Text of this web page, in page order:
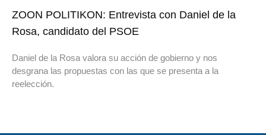
ZOON POLITIKON: Entrevista con Daniel de la
Rosa, candidato del PSOE
Daniel de la Rosa valora su acción de gobierno y nos
desgrana las propuestas con las que se presenta a la
reelección.